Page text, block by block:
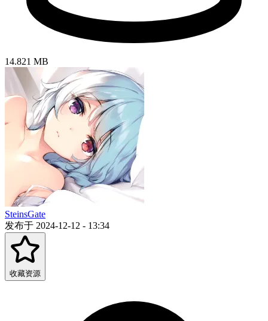
14.821 MB
SteinsGate
发布于 2024-12-12 - 13:34
收藏资源